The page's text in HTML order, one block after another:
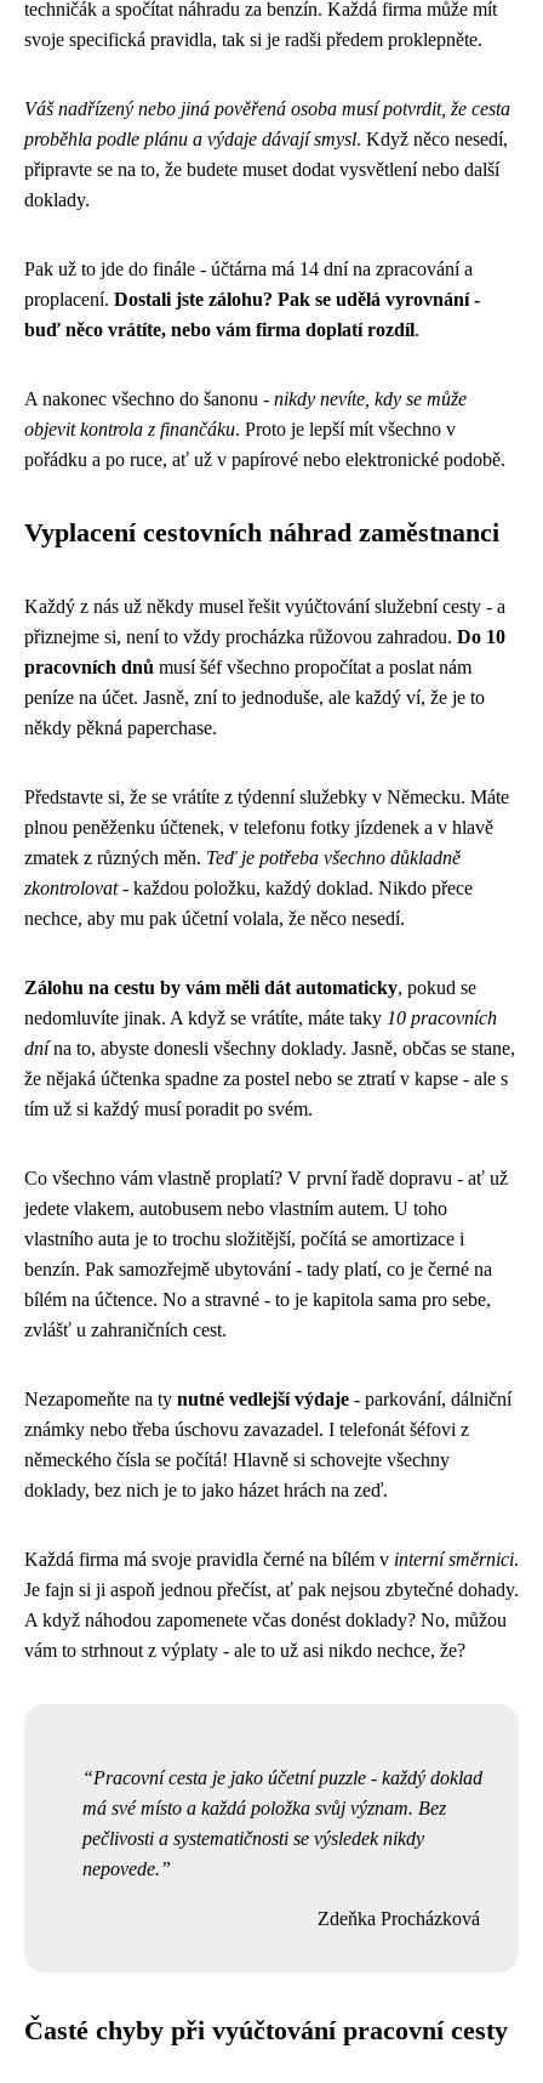
techničák a spočítat náhradu za benzín. Každá firma může mít
svoje specifická pravidla, tak si je radši předem proklepněte.
Váš nadřízený nebo jiná pověřená osoba musí potvrdit, že cesta
proběhla podle plánu a výdaje dávají smysl. Když něco nesedí,
připravte se na to, že budete muset dodat vysvětlení nebo další
doklady.
Pak už to jde do finále - účtárna má 14 dní na zpracování a
proplacení. Dostali jste zálohu? Pak se udělá vyrovnání -
buď něco vrátíte, nebo vám firma doplatí rozdíl.
A nakonec všechno do šanonu - nikdy nevíte, kdy se může
objevit kontrola z finančáku. Proto je lepší mít všechno v
pořádku a po ruce, ať už v papírové nebo elektronické podobě.
Vyplacení cestovních náhrad zaměstnanci
Každý z nás už někdy musel řešit vyúčtování služební cesty - a
přiznejme si, není to vždy procházka růžovou zahradou. Do 10
pracovních dnů musí šéf všechno propočítat a poslat nám
peníze na účet. Jasně, zní to jednoduše, ale každý ví, že je to
někdy pěkná paperchase.
Představte si, že se vrátíte z týdenní služebky v Německu. Máte
plnou peněženku účtenek, v telefonu fotky jízdenek a v hlavě
zmatek z různých měn. Teď je potřeba všechno důkladně
zkontrolovat- každou položku, každý doklad. Nikdo přece
nechce, aby mu pak účetní volala, že něco nesedí.
Zálohu na cestu by vám měli dát automaticky, pokud se
nedomluvíte jinak. A když se vrátíte, máte taky 10 pracovních
dnína to, abyste donesli všechny doklady. Jasně, občas se stane,
že nějaká účtenka spadne za postel nebo se ztratí v kapse - ale s
tím už si každý musí poradit po svém.
Co všechno vám vlastně proplatí? V první řadě dopravu - ať už
jedete vlakem, autobusem nebo vlastním autem. U toho
vlastního auta je to trochu složitější, počítá se amortizace i
benzín. Pak samozřejmě ubytování - tady platí, co je černé na
bílém na účtence. No a stravné - to je kapitola sama pro sebe,
zvlášť u zahraničních cest.
Nezapomeňte na ty nutné vedlejší výdaje - parkování, dálniční
známky nebo třeba úschovu zavazadel. I telefonát šéfovi z
německého čísla se počítá! Hlavně si schovejte všechny
doklady, bez nich je to jako házet hrách na zeď.
Každá firma má svoje pravidla černé na bílém v interní směrnici.
Je fajn si ji aspoň jednou přečíst, ať pak nejsou zbytečné dohady.
A když náhodou zapomenete včas donést doklady? No, můžou
vám to strhnout z výplaty - ale to už asi nikdo nechce, že?
Pracovní cesta je jako účetní puzzle - každý doklad
má své místo a každá položka svůj význam. Bez
pečlivosti a systematičnosti se výsledek nikdy
nepovede.
Zdeňka Procházková
Časté chyby při vyúčtování pracovní cesty